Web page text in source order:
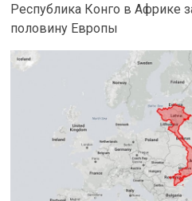
Республика Конго в Африке
половину Европы